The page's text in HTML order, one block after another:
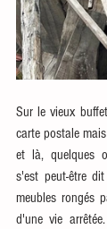
Sur le vieux
carte postale
et là, quelques
s'est peut-être
meubles rongés
d'une vie